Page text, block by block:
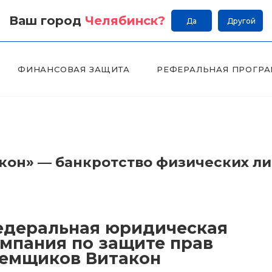
Ваш город Челябинск? Да Другой
ФИНАНСОВАЯ ЗАЩИТА РЕФЕРАЛЬНАЯ
— банкротство физических
юридическая
по защите прав
Витакон